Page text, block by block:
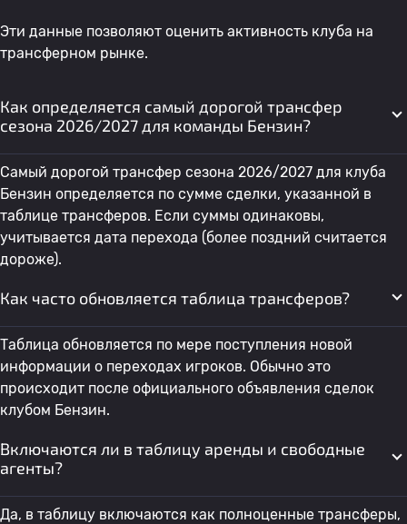
Эти данные позволяют оценить активность клуба на
трансферном рынке.
Как определяется самый дорогой трансфер
сезона 2026/2027 для команды Бензин?
Самый дорогой трансфер сезона 2026/2027 для клуба
Бензин определяется по сумме сделки, указанной в
таблице трансферов. Если суммы одинаковы,
учитывается дата перехода (более поздний считается
дороже).
Как часто обновляется таблица трансферов?
Таблица обновляется по мере поступления новой
информации о переходах игроков. Обычно это
происходит после официального объявления сделок
клубом Бензин.
Включаются ли в таблицу аренды и свободные
агенты?
Да, в таблицу включаются как полноценные трансферы,